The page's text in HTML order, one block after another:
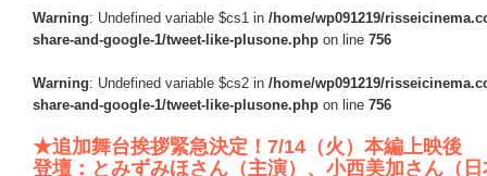
Warning: Undefined variable $cs1 in /home/wp091219/
share-and-google-1/tweet-like-plusone.php on line 756
Warning: Undefined variable $cs2 in /home/wp091219/
share-and-google-1/tweet-like-plusone.php on line 756
★追加舞台挨拶緊急決定！7/14（火）本編上映後
登壇：とみずみほさん（主演）、小西美加さん（